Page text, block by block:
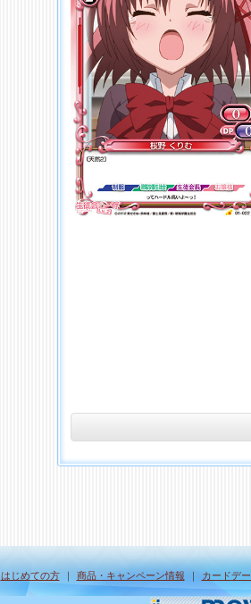
はじめての方｜ 商品・キャンペーン情報 ｜ カードデ